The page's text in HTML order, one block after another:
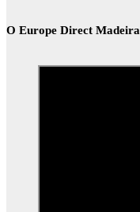
O Europe Direct Madeira